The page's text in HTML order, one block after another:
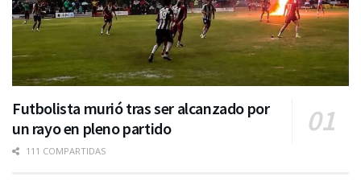
Futbolista murió tras ser alcanzado por
un rayo en pleno partido
111 COMPARTIDAS